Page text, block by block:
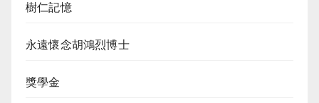
樹仁記憶
永遠懷念胡鴻烈博士
獎學金